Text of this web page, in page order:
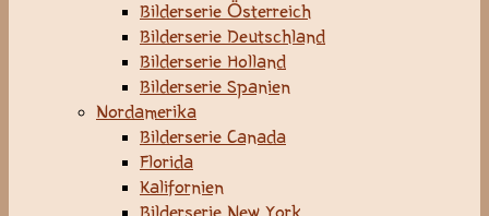
Bilderserie Österreich
Bilderserie Deutschland
Bilderserie Holland
Bilderserie Spanien
Nordamerika
Bilderserie Canada
Florida
Kalifornien